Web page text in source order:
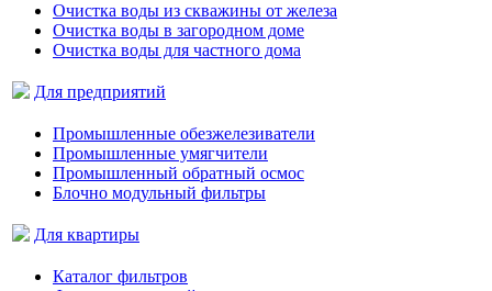
Очистка воды из скважины от железа
Очистка воды в загородном доме
Очистка воды для частного дома
Для предприятий
Промышленные обезжелезиватели
Промышленные умягчители
Промышленный обратный осмос
Блочно модульный фильтры
Для квартиры
Каталог фильтров